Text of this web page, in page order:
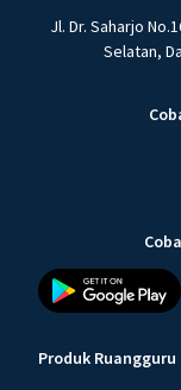
Jl. Dr. Saharjo
Selatan,
Produk Ruangguru